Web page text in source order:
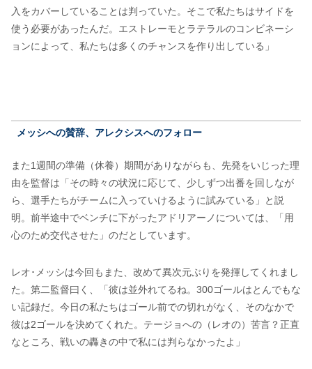
入をカバーしていることは判っていた。そこで私たちはサイドを
使う必要があったんだ。エストレーモとラテラルのコンビネーシ
ョンによって、私たちは多くのチャンスを作り出している」
メッシへの賛辞、アレクシスへのフォロー
また1週間の準備（休養）期間がありながらも、先発をいじった理
由を監督は「その時々の状況に応じて、少しずつ出番を回しなが
ら、選手たちがチームに入っていけるように試みている」と説
明。前半途中でベンチに下がったアドリアーノについては、「用
心のため交代させた」のだとしています。
レオ･メッシは今回もまた、改めて異次元ぶりを発揮してくれまし
た。第二監督曰く、「彼は並外れてるね。300ゴールはとんでもな
い記録だ。今日の私たちはゴール前での切れがなく、そのなかで
彼は2ゴールを決めてくれた。テージョへの（レオの）苦言？正直
なところ、戦いの轟きの中で私には判らなかったよ」